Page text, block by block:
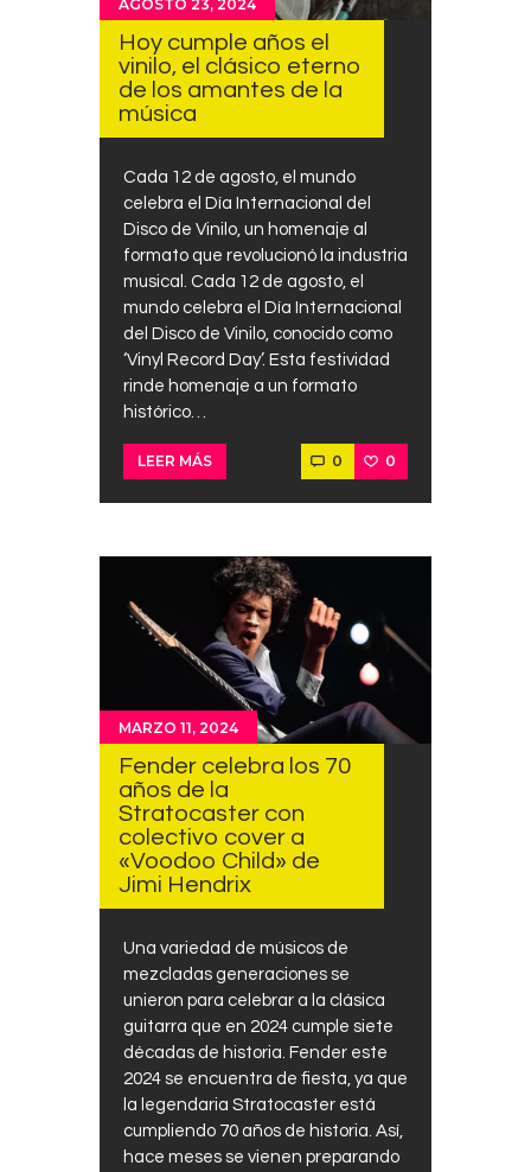
AGOSTO 23, 2024
Hoy cumple años el
vinilo, el clásico eterno
de los amantes de la
música
Cada 12 de agosto, el mundo
celebra el Día Internacional del
Disco de Vinilo, un homenaje al
formato que revolucionó la industria
musical. Cada 12 de agosto, el
mundo celebra el Día Internacional
del Disco de Vinilo, conocido como
‘Vinyl Record Day’. Esta festividad
rinde homenaje a un formato
histórico…
LEER MÁS 0 0
MARZO 11, 2024
Fender celebra los 70
años de la
Stratocaster con
colectivo cover a
«Voodoo Child» de
Jimi Hendrix
Una variedad de músicos de
mezcladas generaciones se
unieron para celebrar a la clásica
guitarra que en 2024 cumple siete
décadas de historia. Fender este
2024 se encuentra de fiesta, ya que
la legendaria Stratocaster está
cumpliendo 70 años de historia. Así,
hace meses se vienen preparando